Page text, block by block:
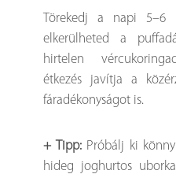
Törekedj a napi 5–6
elkerülheted a
hirtelen
étkezés javítja a
fáradékonyságot is.
+ Tipp:Próbálj ki
hideg joghurtos